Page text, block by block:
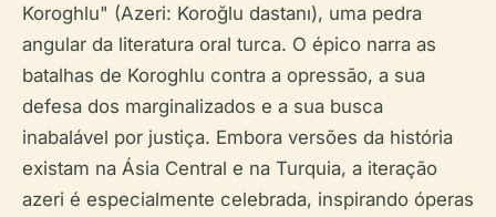
Koroghlu" (Azeri: Koroğlu dastanı), uma pedra
angular da literatura oral turca. O épico narra as
batalhas de Koroghlu contra a opressão, a sua
defesa dos marginalizados e a sua busca
inabalável por justiça. Embora versões da história
existam na Ásia Central e na Turquia, a iteração
azeri é especialmente celebrada, inspirando óperas